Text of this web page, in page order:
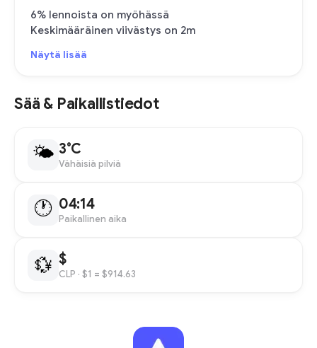
6% lennoista on myöhässä
Keskimääräinen viivästys on 2m
Näytä lisää
Sää & Paikallistiedot
🌤 3°C
Vähäisiä pilviä
🕐 04:14
Paikallinen aika
💱 $
CLP · $1 = $914.63